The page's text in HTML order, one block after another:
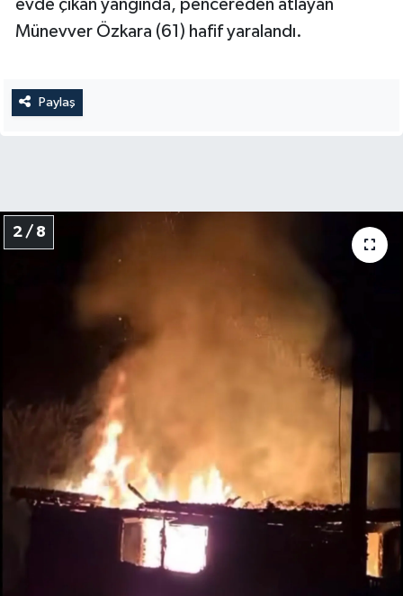
evde çıkan yangında, pencereden atlayan
Münevver Özkara (61) hafif yaralandı.
Paylaş
2 / 8